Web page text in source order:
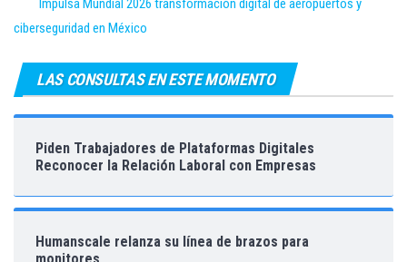
Impulsa Mundial 2026 transformación digital de aeropuertos y
ciberseguridad en México
LAS CONSULTAS EN ESTE MOMENTO
Piden Trabajadores de Plataformas Digitales
Reconocer la Relación Laboral con Empresas
Humanscale relanza su línea de brazos para